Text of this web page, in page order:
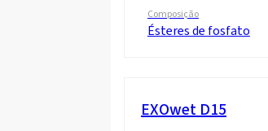
Composição
Ésteres de fosfato
EXOwet D15